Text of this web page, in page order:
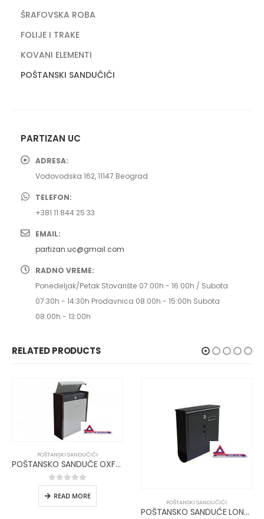
ŠRAFOVSKA ROBA
FOLIJE I TRAKE
KOVANI ELEMENTI
POŠTANSKI SANDUČIĆI
PARTIZAN UC
ADRESA:
Vodovodska 162, 11147 Beograd
TELEFON:
+381 11 844 25 33
EMAIL:
partizan.uc@gmail.com
RADNO VREME:
Ponedeljak/Petak Stovarište 07:00h - 16:00h / Subota
07:30h - 14:30h Prodavnica 08:00h - 15:00h Subota
08:00h - 13:00h
RELATED PRODUCTS
POŠTANSKI SANDUČIĆI
POŠTANSKO SANDUČE OXFORD PS26 Š9614
0out of 5
READ MORE
POŠTANSKI SANDUČIĆI
POŠTANSKO SANDUČE LONDON PS 23 Š9611